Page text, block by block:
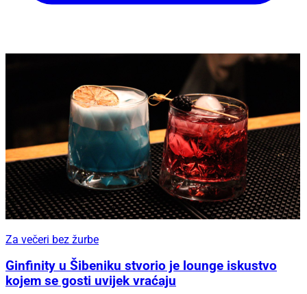
Za večeri bez žurbe
Ginfinity u Šibeniku stvorio je lounge iskustvo
kojem se gosti uvijek vraćaju